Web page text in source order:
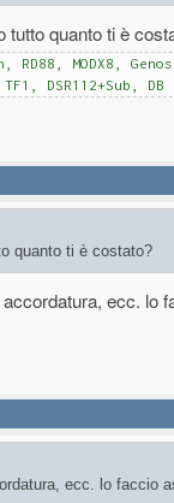
tutto quanto ti è
MODX8,
DSR112+Sub, DB
quanto ti è costato?
ecc. lo
ecc. lo faccio